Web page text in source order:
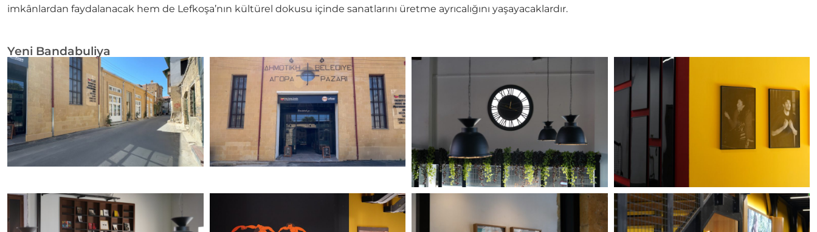
imkânlardan faydalanacak hem de Lefkoşa’nın kültürel dokusu içinde sanatlarını üretme ayrıcalığını yaşayacaklardır.
Yeni Bandabuliya